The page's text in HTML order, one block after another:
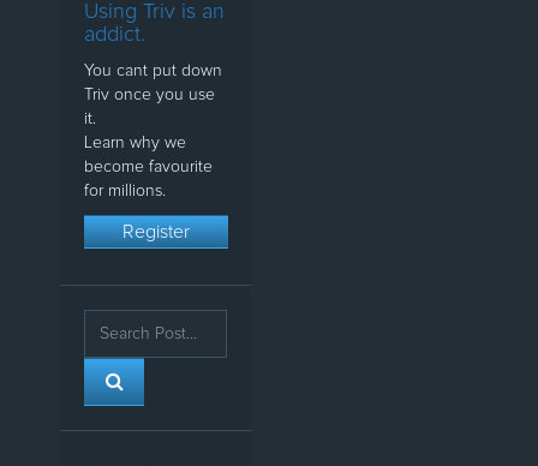
Using Triv is an
addict.
You cant put down
Triv once you use
it.
Learn why we
become favourite
for millions.
Register